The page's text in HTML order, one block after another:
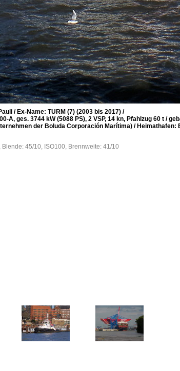
/ Ex-Name: TURM (7) (2003 bis 2017) /
A, ges. 3744 kW (5088 PS), 2 VSP, 14 kn, Pfahlzug 60 t /
der Boluda Corporación Marítima) / Heimathafen:
45/10, ISO100, Brennweite: 41/10